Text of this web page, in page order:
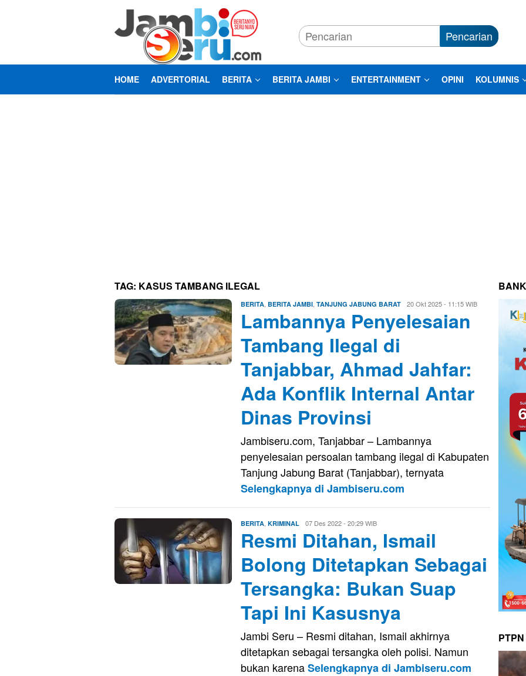
Pencarian
HOME ADVERTORIAL BERITA BERITA JAMBI ENTERTAINMENT OPINI KOLUMNIS
TAG: KASUS TAMBANG ILEGAL
BERITA BERITA JAMBI TANJUNG JABUNG BARAT Firman
Saputra
20 Okt 2025 - 11:15 WIB
Lambannya Penyelesaian
Tambang Ilegal di
Tanjabbar, Ahmad Jahfar:
Ada Konflik Internal Antar
Dinas Provinsi
Jambiseru.com, Tanjabbar – Lambannya
penyelesaian persoalan tambang ilegal di Kabupaten
Tanjung Jabung Barat (Tanjabbar), ternyata
Selengkapnya di Jambiseru.com
BERITA KRIMINAL Firman
Saputra
07 Des 2022 - 20:29 WIB
Resmi Ditahan, Ismail
Bolong Ditetapkan Sebagai
Tersangka: Bukan Suap
Tapi Ini Kasusnya
Jambi Seru – Resmi ditahan, Ismail akhirnya
ditetapkan sebagai tersangka oleh polisi. Namun
bukan karenaSelengkapnya di Jambiseru.com